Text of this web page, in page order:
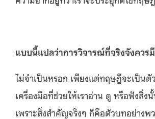
แบบนี้แปลว่าการวิจารณ์ที่จริงจังควร
ไม่จำเป็นหรอก เพียงแต่ทฤษฎีจะเป็นตั
เครื่องมือที่ช่วยให้เราอ่าน ดู หรือฟังสิ่ง
เพราะสิ่งสำคัญจริงๆ ก็คือตัวบทอย่างพ